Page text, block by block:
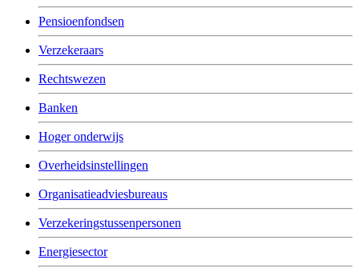
Pensioenfondsen
Verzekeraars
Rechtswezen
Banken
Hoger onderwijs
Overheidsinstellingen
Organisatieadviesbureaus
Verzekeringstussenpersonen
Energiesector